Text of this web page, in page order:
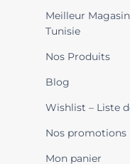
Meilleur
Tunisie
Nos Produits
Blog
Wishlist – Liste
Nos promotions
Mon panier